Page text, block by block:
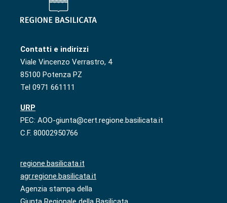
Contatti e indirizzi
Viale Vincenzo Verrastro, 4
85100 Potenza PZ
Tel 0971 661111
URP
PEC: AOO-giunta@cert.regione.basilicata.it
C.F. 80002950766
regione.basilicata.it
agr.regione.basilicata.it
Agenzia stampa della